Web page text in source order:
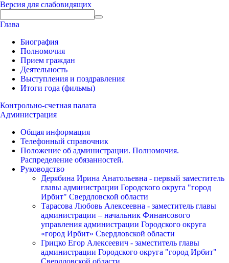
Версия для слабовидящих
Глава
Биография
Полномочия
Прием граждан
Деятельность
Выступления и поздравления
Итоги года (фильмы)
Контрольно-счетная палата
Администрация
Общая информация
Телефонный справочник
Положение об администрации. Полномочия.
Распределение обязанностей.
Руководство
Дерябина Ирина Анатольевна - первый заместитель
главы администрации Городского округа "город
Ирбит" Свердловской области
Тарасова Любовь Алексеевна - заместитель главы
администрации – начальник Финансового
управления администрации Городского округа
«город Ирбит» Свердловской области
Грицко Егор Алексеевич - заместитель главы
администрации Городского округа "город Ирбит"
Свердловской области